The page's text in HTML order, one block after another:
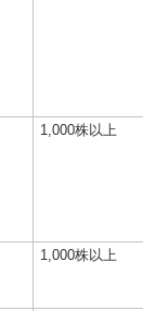
1,000株以上
1,000株以上